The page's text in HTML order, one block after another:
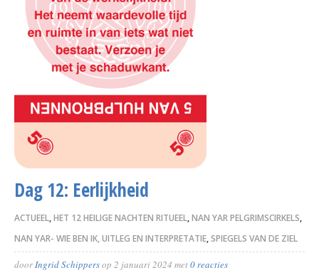
Dag 12: Eerlijkheid
ACTUEEL,HET 12 HEILIGE NACHTEN RITUEEL,NAN YAR PELGRIMSCIRKELS,
NAN YAR- WIE BEN IK, UITLEG EN INTERPRETATIE,SPIEGELS VAN DE ZIEL
doorIngrid Schippersop 2 januari 2024 met0 reacties